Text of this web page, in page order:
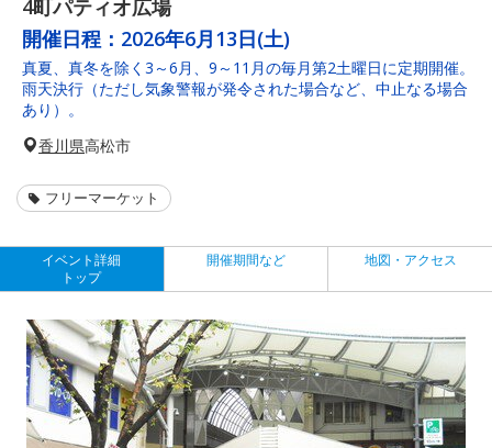
4町パティオ広場
開催日程： 2026年6月13日(土)
真夏、真冬を除く3～6月、9～11月の毎月第2土曜日に定期開催。
雨天決行（ただし気象警報が発令された場合など、中止なる場合
あり）。
香川県高松市
フリーマーケット
イベント詳細
トップ
開催期間など 地図・アクセス